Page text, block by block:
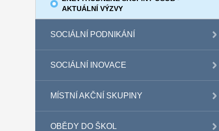
AKTUÁLNÍ VÝZVY
SOCIÁLNÍ PODNIKÁNÍ
SOCIÁLNÍ INOVACE
MÍSTNÍ AKČNÍ SKUPINY
OBĚDY DO ŠKOL